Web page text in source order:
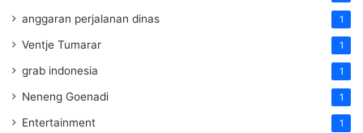
anggaran perjalanan dinas 1
Ventje Tumarar 1
grab indonesia 1
Neneng Goenadi 1
Entertainment 1